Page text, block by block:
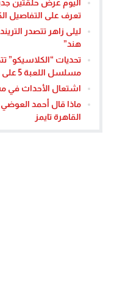
اليوم عرض حلقتين
تعرف على التفاصيل
ليلى زاهر تتصدر
هند”
تحديات “الكلاسيكو”
مسلسل اللعبة 5 على شاهد
اشتعال الأحداث في مسلسل
ماذا قال أحمد العوضي
القاهرة تايمز